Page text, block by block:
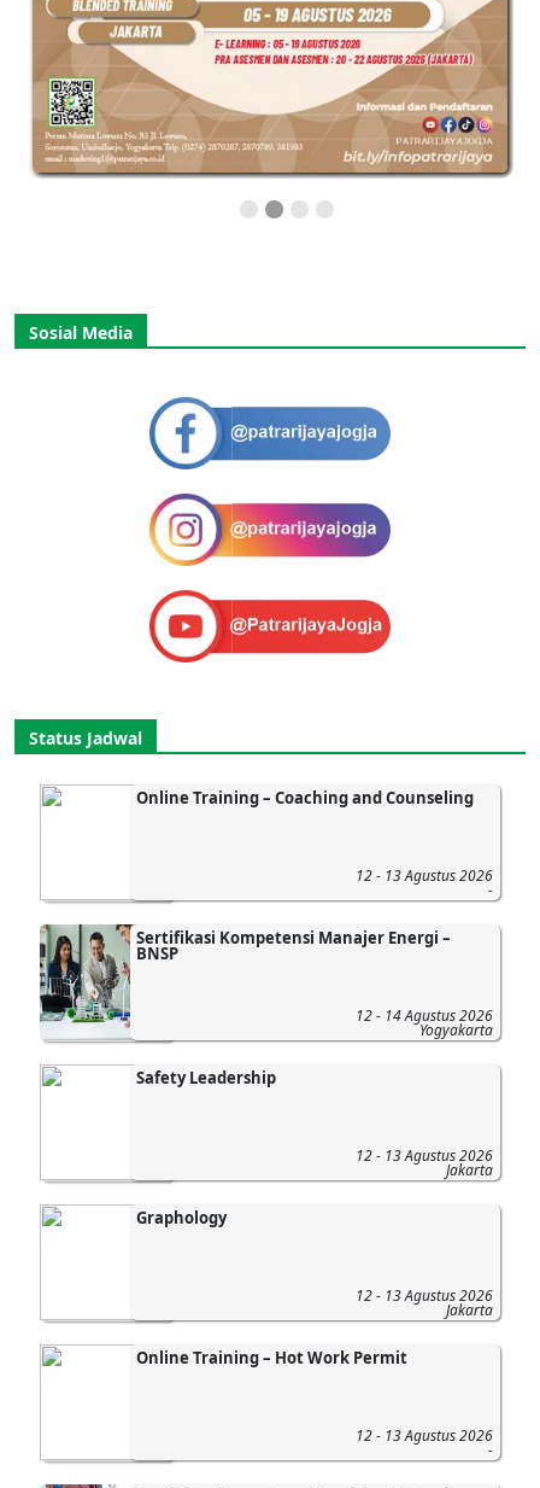
Sosial Media
Status Jadwal
Online Training – Coaching and Counseling
12 - 13 Agustus 2026
-
Sertifikasi Kompetensi Manajer Energi –
BNSP
12 - 14 Agustus 2026
Yogyakarta
Safety Leadership
12 - 13 Agustus 2026
Jakarta
Graphology
12 - 13 Agustus 2026
Jakarta
Online Training – Hot Work Permit
12 - 13 Agustus 2026
-